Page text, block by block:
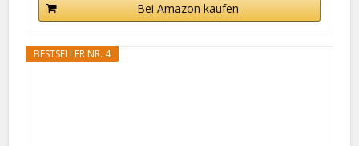
Bei Amazon kaufen
BESTSELLER NR. 4